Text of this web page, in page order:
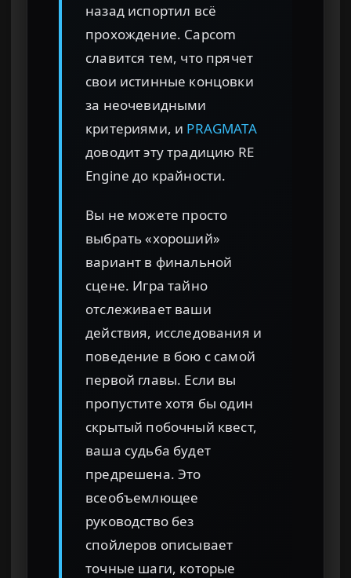
назад испортил всё
прохождение. Capcom
славится тем, что прячет
свои истинные концовки
за неочевидными
критериями, и PRAGMATA
доводит эту традицию RE
Engine до крайности.
Вы не можете просто
выбрать «хороший»
вариант в финальной
сцене. Игра тайно
отслеживает ваши
действия, исследования и
поведение в бою с самой
первой главы. Если вы
пропустите хотя бы один
скрытый побочный квест,
ваша судьба будет
предрешена. Это
всеобъемлющее
руководство без
спойлеров описывает
точные шаги, которые